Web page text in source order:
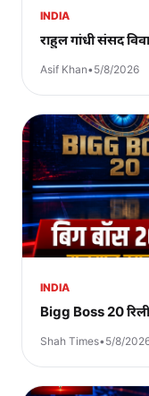
INDIA
राहुल गांधी संसद
Asif Khan•5/8/2026
INDIA
Bigg Boss 20
Shah Times•5/8/